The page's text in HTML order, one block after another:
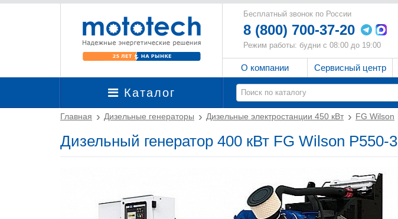
Бесплатный звонок по России
8 (800) 700-37-20
Режим работы: будни с 08:00 до 19:00
О компании Сервисный центр
Каталог
Главная Дизельные генераторы Дизельные электростанции 450 кВт FG Wilson
Дизельный генератор 400 кВт FG Wilson P550-3